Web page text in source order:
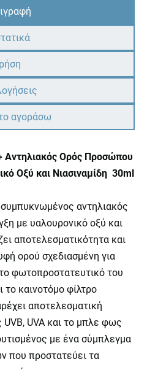
αγοράσω
Aντηλιακός Ορός Προσώπου
Οξύ και Νιασιναμίδη 30ml
αντηλιακός
με υαλουρονικό οξύ και
αποτελεσματικότητα και
ορού σχεδιασμένη για
φωτοπροστατευτικό του
καινοτόμο φίλτρο
αποτελεσματική
UVB, UVA και το μπλε φως
με ένα σύμπλεγμα
που προστατεύει τα